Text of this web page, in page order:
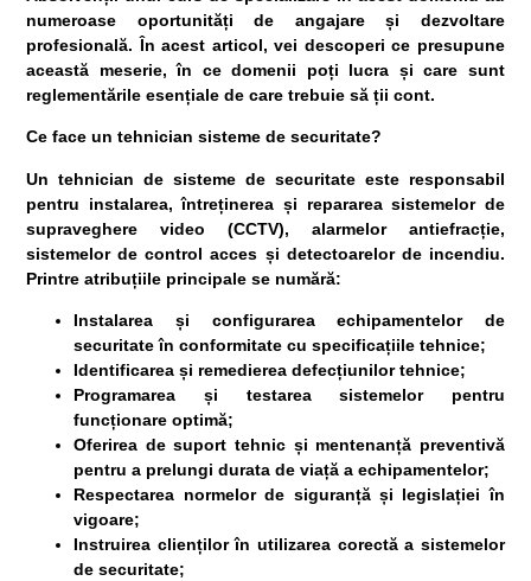
numeroase oportunități de angajare și dezvoltare
profesională. În acest articol, vei descoperi ce presupune
această meserie, în ce domenii poți lucra și care sunt
reglementările esențiale de care trebuie să ții cont.
Ce face un tehnician sisteme de securitate?
Un tehnician de sisteme de securitate este responsabil
pentru instalarea, întreținerea și repararea sistemelor de
supraveghere video (CCTV), alarmelor antiefracție,
sistemelor de control acces și detectoarelor de incendiu.
Printre atribuțiile principale se numără:
Instalarea și configurarea echipamentelor de
securitate în conformitate cu specificațiile tehnice;
Identificarea și remedierea defecțiunilor tehnice;
Programarea și testarea sistemelor pentru
funcționare optimă;
Oferirea de suport tehnic și mentenanță preventivă
pentru a prelungi durata de viață a echipamentelor;
Respectarea normelor de siguranță și legislației în
vigoare;
Instruirea clienților în utilizarea corectă a sistemelor
de securitate;